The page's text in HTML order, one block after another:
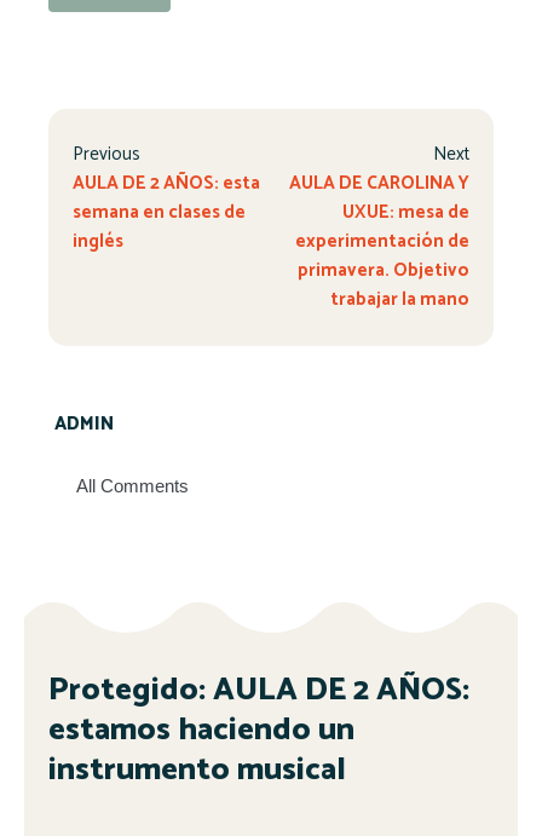
Previous
AULA DE 2 AÑOS: esta
semana en clases de
inglés
Next
AULA DE CAROLINA Y
UXUE: mesa de
experimentación de
primavera. Objetivo
trabajar la mano
ADMIN
All Comments
Protegido: AULA DE 2 AÑOS:
estamos haciendo un
instrumento musical